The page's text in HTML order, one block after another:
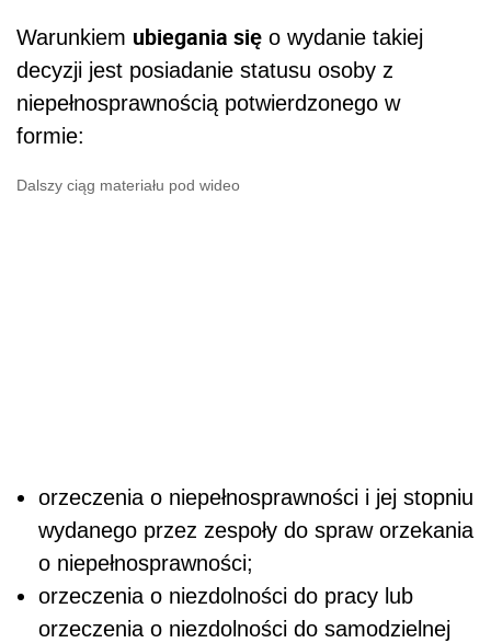
Warunkiem ubiegania się o wydanie takiej
decyzji jest posiadanie statusu osoby z
niepełnosprawnością potwierdzonego w
formie:
Dalszy ciąg materiału pod wideo
orzeczenia o niepełnosprawności i jej stopniu
wydanego przez zespoły do spraw orzekania
o niepełnosprawności;
orzeczenia o niezdolności do pracy lub
orzeczenia o niezdolności do samodzielnej